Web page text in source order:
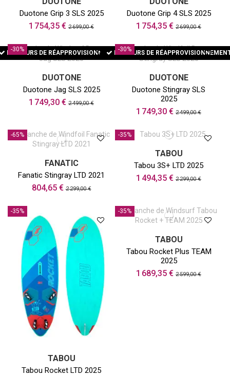
Duotone Grip 3 SLS 2025
1 754,35 € 2 699,00 €
Duotone Grip 4 SLS 2025
1 754,35 € 2 699,00 €
-30%
EN COURS DE RÉAPPROVISIONNEMENT
DUOTONE
Duotone Jag SLS 2025
1 749,30 € 2 499,00 €
-30%
EN COURS DE
DUOTONE
Duotone Stingray SLS
2025
1 749,30 € 2 499,00 €
-65%
FANATIC
Fanatic Stingray LTD 2021
804,65 €2 299,00 €
-35%
TABOU
Tabou 3S+ LTD 2025
1 494,35 € 2 299,00 €
-35%
TABOU
Tabou Rocket LTD 2025
-35%
TABOU
Tabou Rocket Plus TEAM
2025
1 689,35 € 2 599,00 €